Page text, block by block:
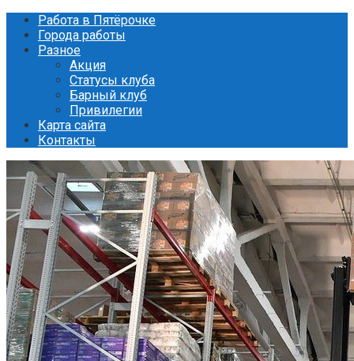
Перейти
контенту
Работа в Пятёрочке
Города работы
Разное
Акция
Статусы клуба
Барный клуб
Привилегии
Карта сайта
Контакты